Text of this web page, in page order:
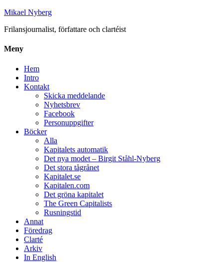
Mikael Nyberg
Frilansjournalist, författare och clartéist
Meny
Hem
Intro
Kontakt
Skicka meddelande
Nyhetsbrev
Facebook
Personuppgifter
Böcker
Alla
Kapitalets automatik
Det nya modet – Birgit Ståhl-Nyberg
Det stora tågrånet
Kapitalet.se
Kapitalen.com
Det gröna kapitalet
The Green Capitalists
Rusningstid
Annat
Föredrag
Clarté
Arkiv
In English